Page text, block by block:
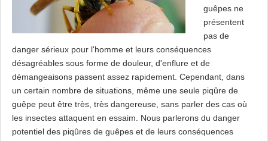
guêpes ne
présentent
pas de
danger sérieux pour l'homme et leurs conséquences
désagréables sous forme de douleur, d'enflure et de
démangeaisons passent assez rapidement. Cependant, dans
un certain nombre de situations, même une seule piqûre de
guêpe peut être très, très dangereuse, sans parler des cas où
les insectes attaquent en essaim. Nous parlerons du danger
potentiel des piqûres de guêpes et de leurs conséquences